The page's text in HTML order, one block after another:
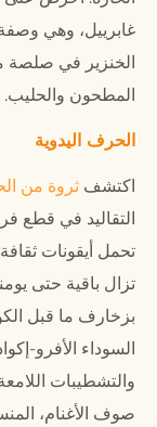
غابرييل، وهي
الخنزير في صلصة
المطحون والحليب.
الحرف اليدوية
اكتشف ثروة من
التقاليد في قطع
تحمل أيقونات ثقافة
تزال باقية حتى
بزخارف ما قبل
السوداء الأفرو-
والتشطيبات
صوف الأغنام،